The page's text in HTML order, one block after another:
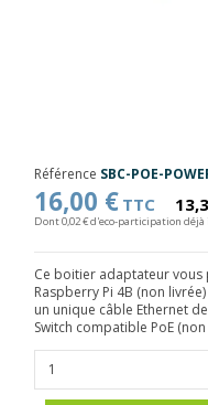
Référence SBC-POE-
16,00 € TTC
Dont 0,02 € d'eco-participation
Ce boitier adaptateur
Raspberry Pi 4B (non
un unique câble Ethernet
Switch compatible PoE (non